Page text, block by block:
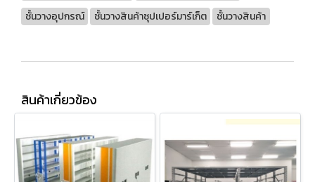
ชั้นวางอุปกรณ์
ชั้นวางสินค้าซุปเปอร์มาร์เก็ต ชั้นวางสินค้า
สินค้าเกี่ยวข้อง